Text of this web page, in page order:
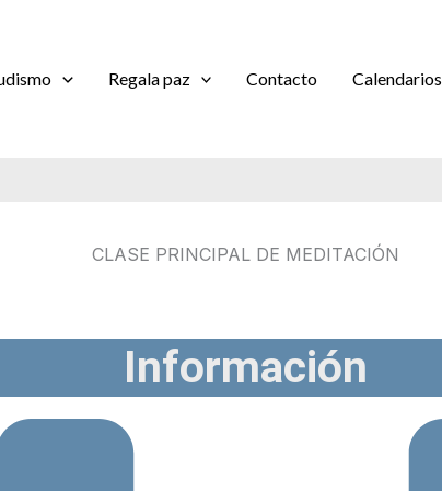
Regala paz Contacto Calendarios
CLASE PRINCIPAL DE MEDITACIÓN
Información